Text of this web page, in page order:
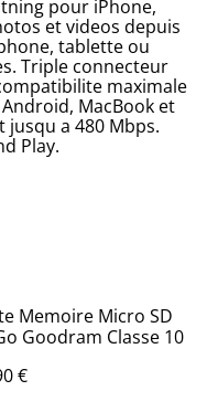
pour iPhone,
et videos depuis
tablette ou
Triple connecteur
maximale
MacBook et
jusqu a 480 Mbps.
Play.
Memoire Micro SD
Goodram Classe 10
€